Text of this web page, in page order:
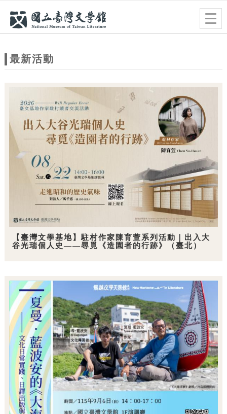
站最新活動
【臺灣文學基地】駐村作家陳育萱系列活動｜出入大
谷光瑞個人史——尋覓《造園者的行跡》（臺北）